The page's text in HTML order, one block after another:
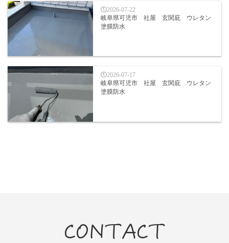
2026-07-22
岐阜県可児市 社屋 玄関庇 ウレタン
塗膜防水
2026-07-17
岐阜県可児市 社屋 玄関庇 ウレタン
塗膜防水
CONTACT